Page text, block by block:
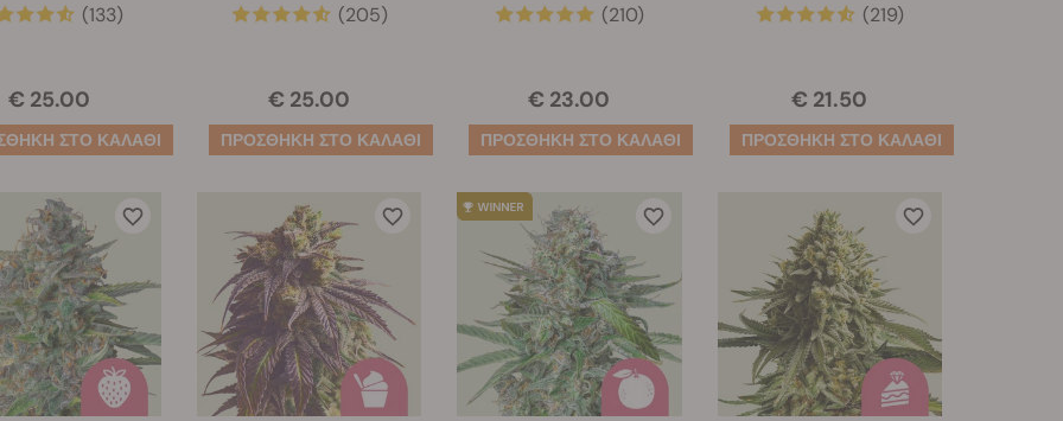
(133)
€ 25.00
(205)
€ 25.00
(210)
€ 23.00
(219)
€ 21.50